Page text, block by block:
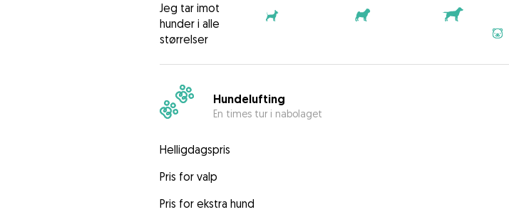
Jeg tar imot
hunder i alle
størrelser
Hundelufting
En times tur i nabolaget
Helligdagspris
Pris for valp
Pris for ekstra hund